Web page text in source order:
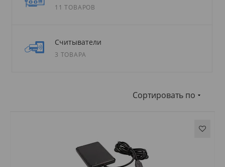
11 ТОВАРОВ
Считыватели
3 ТОВАРА
Сортировать по